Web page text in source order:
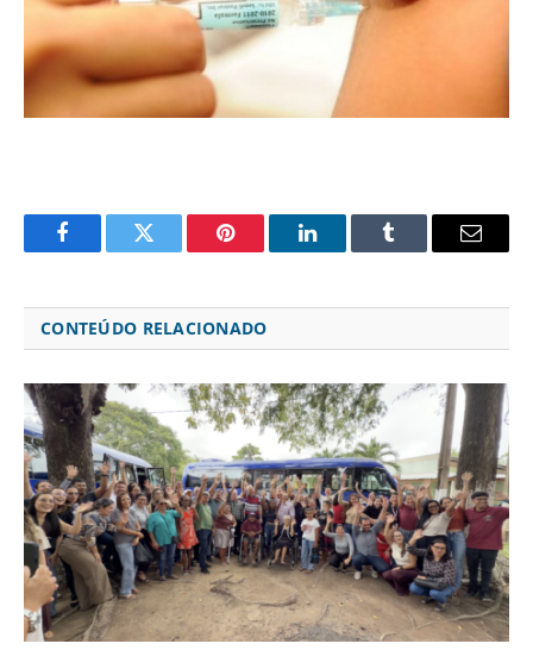
FacebookTwitter Pinterest LinkedInTumblr Email
CONTEÚDO RELACIONADO